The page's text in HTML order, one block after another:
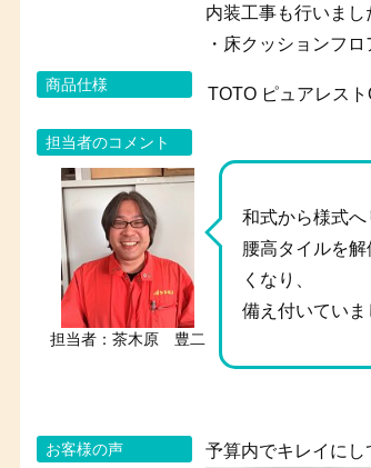
内装工事も行いまし
・床クッションフ
商品仕様 TOTO ピュアレスト
担当者のコメント
担当者：茶木原 豊二
和式から様式
腰高タイルを
くなり、
備え付いてい
お客様の声 予算内でキレイにし